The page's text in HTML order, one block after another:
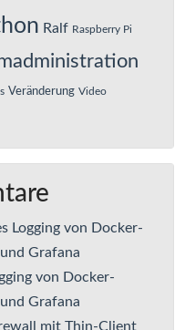
Ralf Raspberry Pi
Veränderung Video
Logging von Docker-
Grafana
von Docker-
Grafana
mit Thin-Client